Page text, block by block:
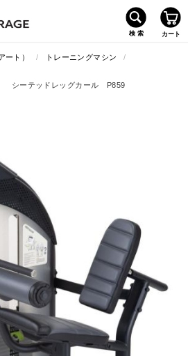
ート） / トレーニングマシン
/
シーテッドレッグカール P859